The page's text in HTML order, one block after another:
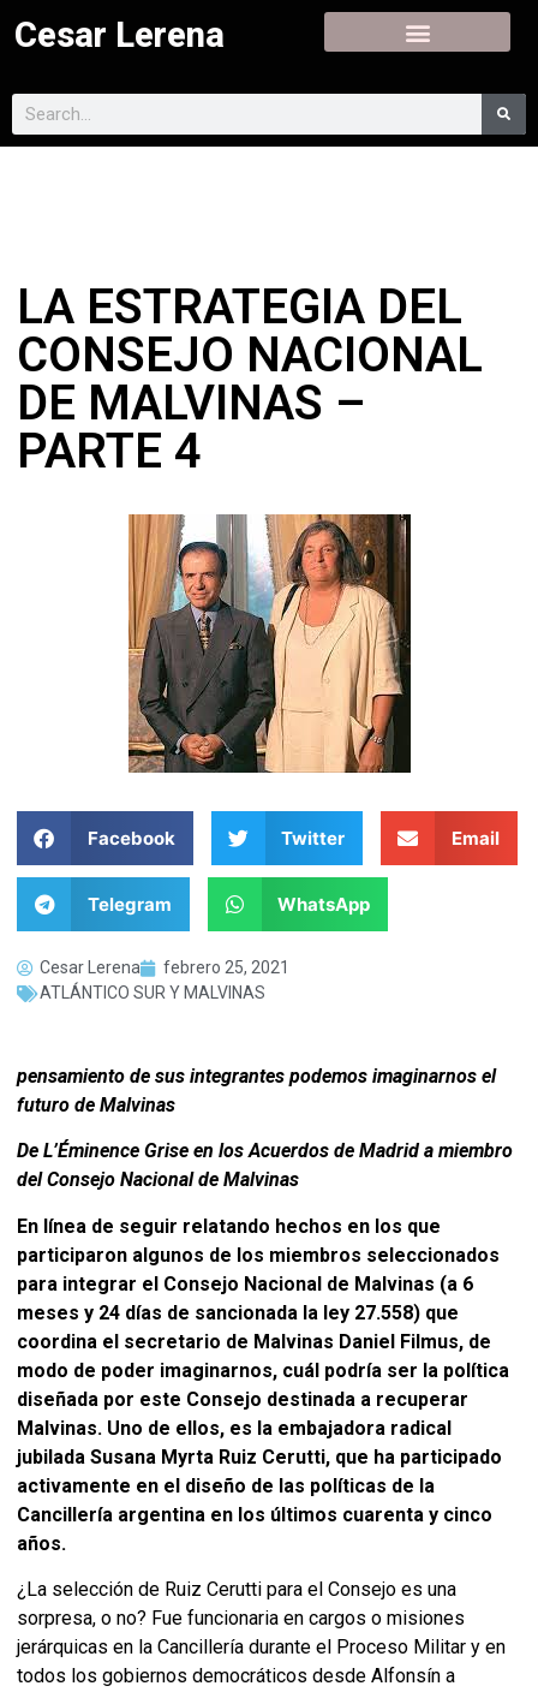
Cesar Lerena
LA ESTRATEGIA DEL
CONSEJO NACIONAL
DE MALVINAS –
PARTE 4
Facebook Twitter Email
Telegram WhatsApp
Cesar Lerena
febrero 25, 2021
ATLÁNTICO SUR Y MALVINAS
pensamiento de sus integrantes podemos imaginarnos el
futuro de Malvinas
De L’Éminence Grise en los Acuerdos de Madrid a miembro
del Consejo Nacional de Malvinas
En línea de seguir relatando hechos en los que
participaron algunos de los miembros seleccionados
para integrar el Consejo Nacional de Malvinas (a 6
meses y 24 días de sancionada la ley 27.558) que
coordina el secretario de Malvinas Daniel Filmus, de
modo de poder imaginarnos, cuál podría ser la política
diseñada por este Consejo destinada a recuperar
Malvinas. Uno de ellos, es la embajadora radical
jubilada Susana Myrta Ruiz Cerutti, que ha participado
activamente en el diseño de las políticas de la
Cancillería argentina en los últimos cuarenta y cinco
años.
¿La selección de Ruiz Cerutti para el Consejo es una
sorpresa, o no? Fue funcionaria en cargos o misiones
jerárquicas en la Cancillería durante el Proceso Militar y en
todos los gobiernos democráticos desde Alfonsín a